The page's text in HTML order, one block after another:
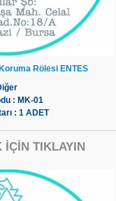
Rölesi ENTES
: MK-01
: 1 ADET
İÇİN TIKLAYIN